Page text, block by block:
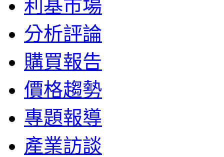
利基市場
分析評論
購買報告
價格趨勢
專題報導
產業訪談